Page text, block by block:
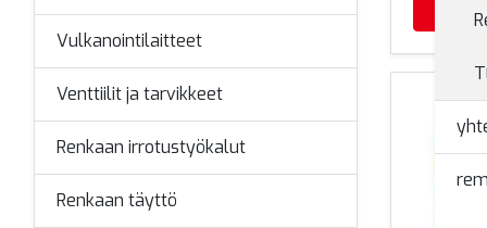
Vulkanointilaitteet
Venttiilit ja tarvikkeet
Renkaan irrotustyökalut
Renkaan täyttö